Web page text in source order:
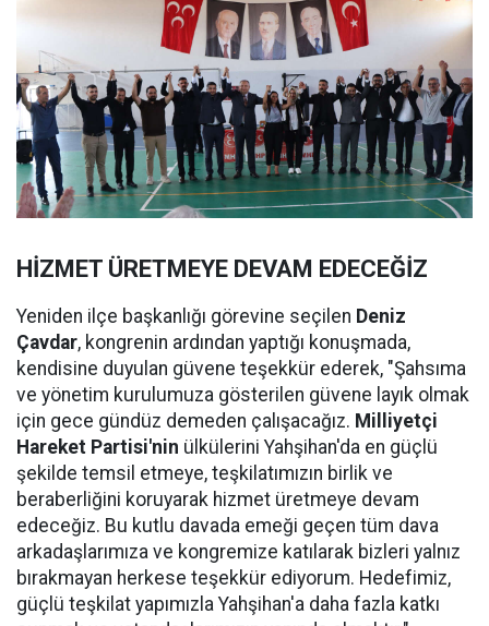
HİZMET ÜRETMEYE DEVAM EDECEĞİZ
Yeniden ilçe başkanlığı görevine seçilen Deniz
Çavdar, kongrenin ardından yaptığı konuşmada,
kendisine duyulan güvene teşekkür ederek, "Şahsıma
ve yönetim kurulumuza gösterilen güvene layık olmak
için gece gündüz demeden çalışacağız. Milliyetçi
Hareket Partisi'nin ülkülerini Yahşihan'da en güçlü
şekilde temsil etmeye, teşkilatımızın birlik ve
beraberliğini koruyarak hizmet üretmeye devam
edeceğiz. Bu kutlu davada emeği geçen tüm dava
arkadaşlarımıza ve kongremize katılarak bizleri yalnız
bırakmayan herkese teşekkür ediyorum. Hedefimiz,
güçlü teşkilat yapımızla Yahşihan'a daha fazla katkı